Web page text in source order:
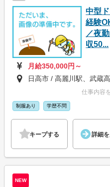
中型
経験
／夜
収50...
月給350,000円～
日高市 / 高麗川駅、武蔵
仕事内容
制服あり 学歴不問
キープする 詳細
NEW